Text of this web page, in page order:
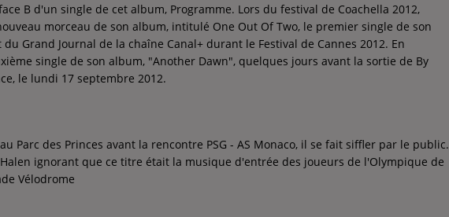
B d'un single de cet album, Programme. Lors du festival de Coachella 2012,
morceau de son album, intitulé One Out Of Two, le premier single de son
Grand Journal de la chaîne Canal+ durant le Festival de Cannes 2012. En
single de son album, "Another Dawn", quelques jours avant la sortie de By
le lundi 17 septembre 2012.
Parc des Princes avant la rencontre PSG - AS Monaco, il se fait siffler par le public.
ignorant que ce titre était la musique d'entrée des joueurs de l'Olympique de
Vélodrome